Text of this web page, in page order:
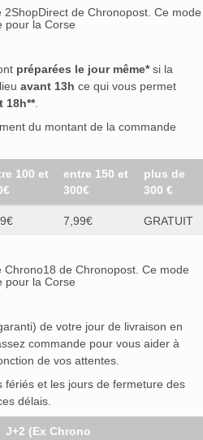
de Chronopost. Ce mode
pour la Corse
préparées le jour même*si la
avant 13h ce qui vous permet
18h**.
du montant de la commande
100 et
entre 150 et
300€
plus de
300 €
7,99€ GRATUIT
de Chronopost. Ce mode
pour la Corse
de votre jour de livraison en
commande pour vous aider à
de vos attentes.
fériés et les jours de fermeture des
délais.
J+2 (Ex Chrono